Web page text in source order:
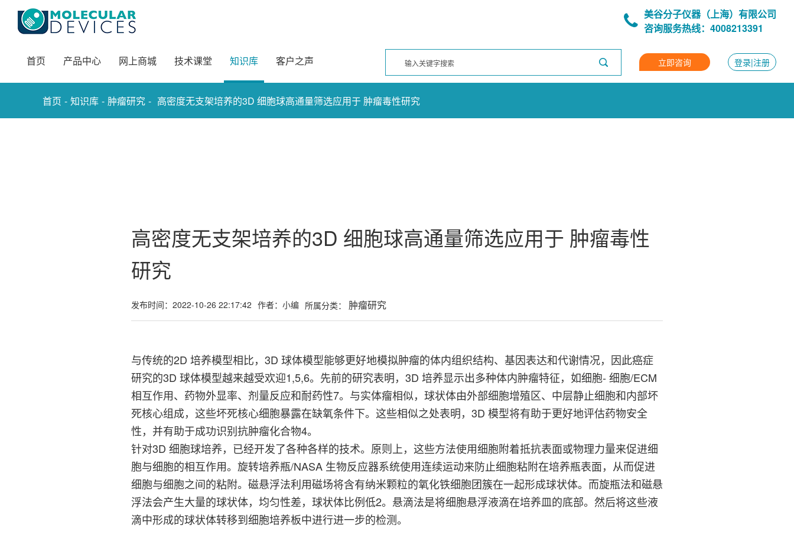
美谷分子仪器（上海）有限公司
咨询服务热线：4008213391
首页 产品中心 网上商城 技术课堂 知识库 客户之声 立即咨询 登录|注册
首页 - 知识库 - 肿瘤研究 - 高密度无支架培养的3D 细胞球高通量筛选应用于 肿瘤毒性研究
高密度无支架培养的3D 细胞球高通量筛选应用于 肿瘤毒性
研究
发布时间：2022-10-26 22:17:42 作者：小编 所属分类： 肿瘤研究
与传统的2D 培养模型相比，3D 球体模型能够更好地模拟肿瘤的体内组织结构、基因表达和代谢情况，因此癌症
研究的3D 球体模型越来越受欢迎1,5,6。先前的研究表明，3D 培养显示出多种体内肿瘤特征，如细胞- 细胞/ECM
相互作用、药物外显率、剂量反应和耐药性7。与实体瘤相似，球状体由外部细胞增殖区、中层静止细胞和内部坏
死核心组成，这些坏死核心细胞暴露在缺氧条件下。这些相似之处表明，3D 模型将有助于更好地评估药物安全
性，并有助于成功识别抗肿瘤化合物4。
针对3D 细胞球培养，已经开发了各种各样的技术。原则上，这些方法使用细胞附着抵抗表面或物理力量来促进细
胞与细胞的相互作用。旋转培养瓶/NASA 生物反应器系统使用连续运动来防止细胞粘附在培养瓶表面，从而促进
细胞与细胞之间的粘附。磁悬浮法利用磁场将含有纳米颗粒的氧化铁细胞团簇在一起形成球状体。而旋瓶法和磁悬
浮法会产生大量的球状体，均匀性差，球状体比例低2。悬滴法是将细胞悬浮液滴在培养皿的底部。然后将这些液
滴中形成的球状体转移到细胞培养板中进行进一步的检测。